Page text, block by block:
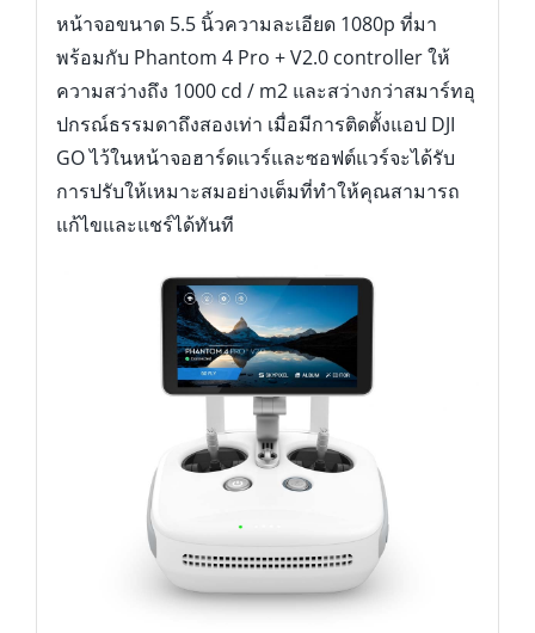
แบตเตอรี่ Phantom 4 Pro + V2.0 พร้อมกับ
แบตเตอรี่ห้าชั่วโมงของตัวควบคุมและระบบส่งผ่าน
OcuSync ระยะไกล 4.3mi (7 กม.) เป็นโซลูชันการ
ถ่ายภาพทางอากาศที่สมบูรณ์แบบ *
SEE A DIFFERENT WORLD